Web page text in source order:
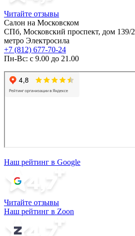
Читайте отзывы
Салон на Московском
СПб, Московский проспект, дом 139/2
метро Электросила
+7 (812) 677-70-24
Пн-Вс: с 9.00 до 21.00
Наш рейтинг в Google
Читайте отзывы
Наш рейтинг в Zoon